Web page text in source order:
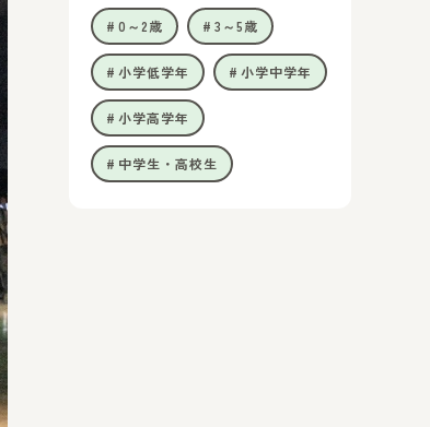
0～2歳 3～5歳
小学低学年 小学中学年
小学高学年
中学生・高校生